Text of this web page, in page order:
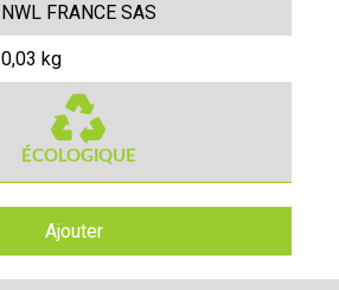
NWL FRANCE SAS
0,03 kg
Ajouter